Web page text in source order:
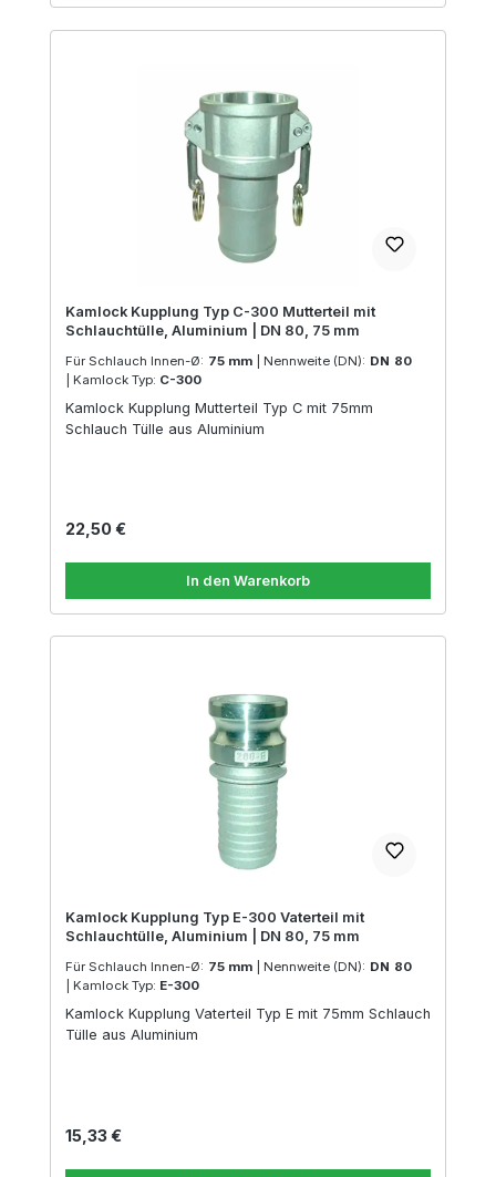
Kamlock Kupplung Typ C-300 Mutterteil mit
Schlauchtülle, Aluminium | DN 80, 75 mm
Für Schlauch Innen-Ø: 75 mm Nennweite (DN): DN 80
Kamlock Typ: C-300
Kamlock Kupplung Mutterteil Typ C mit 75mm
Schlauch Tülle aus Aluminium
Regulärer Preis:
22,50 €
In den Warenkorb
Kamlock Kupplung Typ E-300 Vaterteil mit
Schlauchtülle, Aluminium | DN 80, 75 mm
Für Schlauch Innen-Ø: 75 mm Nennweite (DN): DN 80
Kamlock Typ: E-300
Kamlock Kupplung Vaterteil Typ E mit 75mm Schlauch
Tülle aus Aluminium
Regulärer Preis:
15,33 €